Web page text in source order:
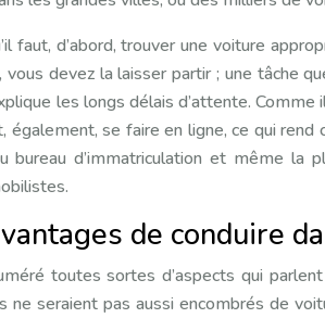
faut, d’abord, trouver une voiture
devez la laisser partir ; une tâche
les longs délais d’attente.
également, se faire en ligne, ce qui
bureau d’immatriculation et même la
de conduire
toutes sortes d’aspects qui
seraient pas aussi encombrés de